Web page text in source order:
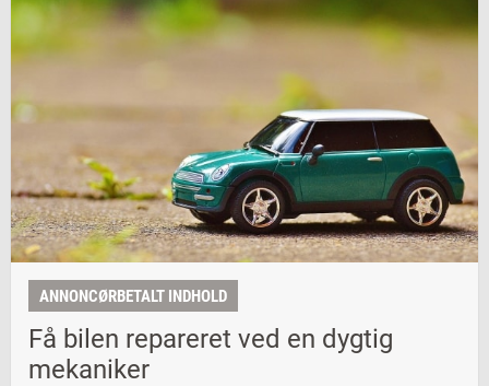
ANNONCØRBETALT INDHOLD
Få bilen repareret ved en dygtig
mekaniker